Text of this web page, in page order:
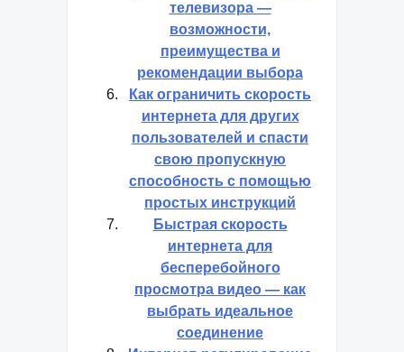
телевизора —
возможности,
преимущества и
рекомендации выбора
Как ограничить скорость
интернета для других
пользователей и спасти
свою пропускную
способность с помощью
простых инструкций
Быстрая скорость
интернета для
бесперебойного
просмотра видео — как
выбрать идеальное
соединение